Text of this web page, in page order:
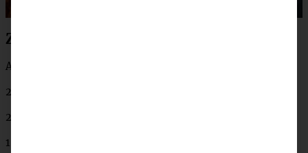
Zutaten bestes Chili con Carne
Ausreichend für 4 Personen:
2 mittelgroße Zwiebeln
2 Knoblauchzehen
1 rote Paprika